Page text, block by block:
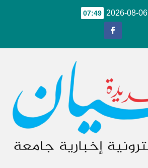
2026-08-06
07:49